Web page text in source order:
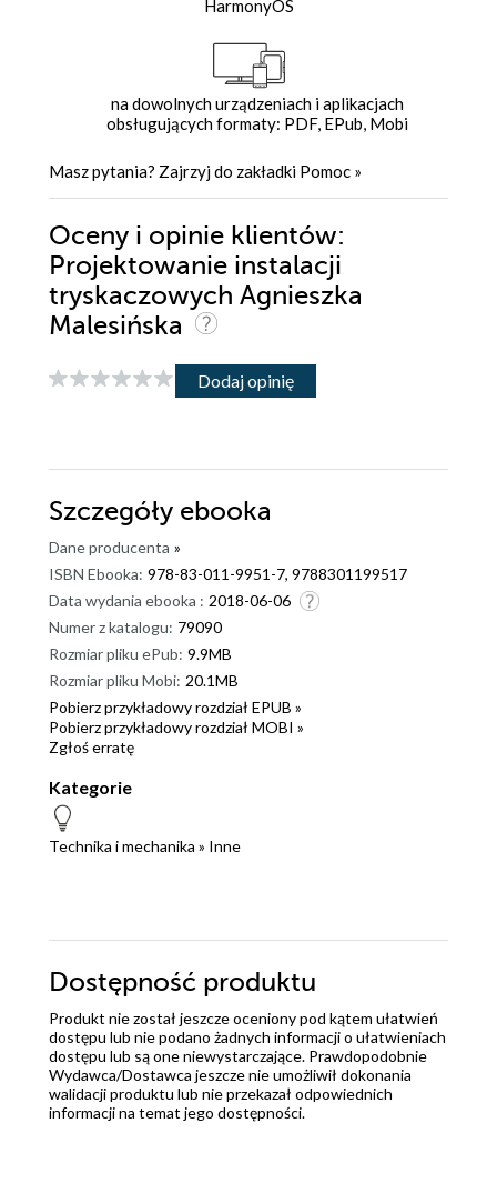
HarmonyOS
na dowolnych urządzeniach i aplikacjach
obsługujących formaty: PDF, EPub, Mobi
Masz pytania? Zajrzyj do zakładki Pomoc »
Oceny i opinie klientów:
Projektowanie instalacji
tryskaczowych Agnieszka
Malesińska
Dodaj opinię
Szczegóły ebooka
Dane producenta »
ISBN Ebooka: 978-83-011-9951-7, 9788301199517
Data wydania ebooka : 2018-06-06
Numer z katalogu: 79090
Rozmiar pliku ePub: 9.9MB
Rozmiar pliku Mobi: 20.1MB
Pobierz przykładowy rozdział EPUB »
Pobierz przykładowy rozdział MOBI »
Zgłoś erratę
Kategorie
Technika i mechanika » Inne
Dostępność produktu
Produkt nie został jeszcze oceniony pod kątem ułatwień
dostępu lub nie podano żadnych informacji o ułatwieniach
dostępu lub są one niewystarczające. Prawdopodobnie
Wydawca/Dostawca jeszcze nie umożliwił dokonania
walidacji produktu lub nie przekazał odpowiednich
informacji na temat jego dostępności.